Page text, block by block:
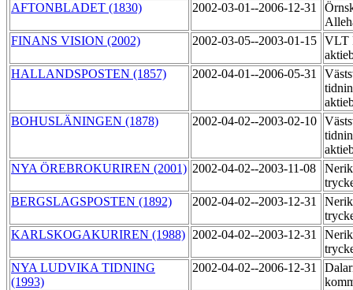
AFTONBLADET (1830)
2002-03-01--2006-12-31
FINANS VISION (2002)
2002-03-05--2003-01-15 VLT
HALLANDSPOSTEN (1857)
2002-04-01--2006-05-31
BOHUSLÄNINGEN (1878)
2002-04-02--2003-02-10
NYA ÖREBROKURIREN (2001) 2002-04-02--2003-11-08
BERGSLAGSPOSTEN (1892)
2002-04-02--2003-12-31
KARLSKOGAKURIREN (1988) 2002-04-02--2003-12-31
NYA LUDVIKA TIDNING
(1993)
2002-04-02--2006-12-31